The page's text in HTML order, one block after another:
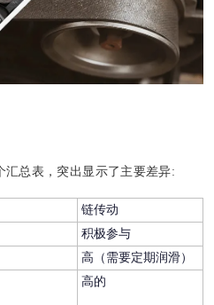
汇总表，突出显示了主要差异:
链传动
积极参与
高（需要定期润滑）
高的